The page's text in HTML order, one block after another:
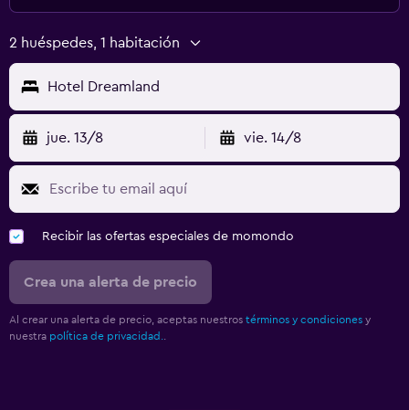
2 huéspedes, 1 habitación
Hotel Dreamland
jue. 13/8 vie. 14/8
Recibir las ofertas especiales de momondo
Crea una alerta de precio
Al crear una alerta de precio, aceptas nuestros términos y condiciones y
nuestra política de privacidad.